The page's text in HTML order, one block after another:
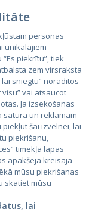
personas
unikālajiem
piekrītu”, tiek
zem virsraksta
sniegtu” norādītos
vai atsaucot
Ja izsekošanas
satura un reklāmām
šai izvēlnei, lai
piekrišanu,
tīmekļa lapas
apakšējā kreisajā
mūsu piekrišanas
skatiet mūsu
lai